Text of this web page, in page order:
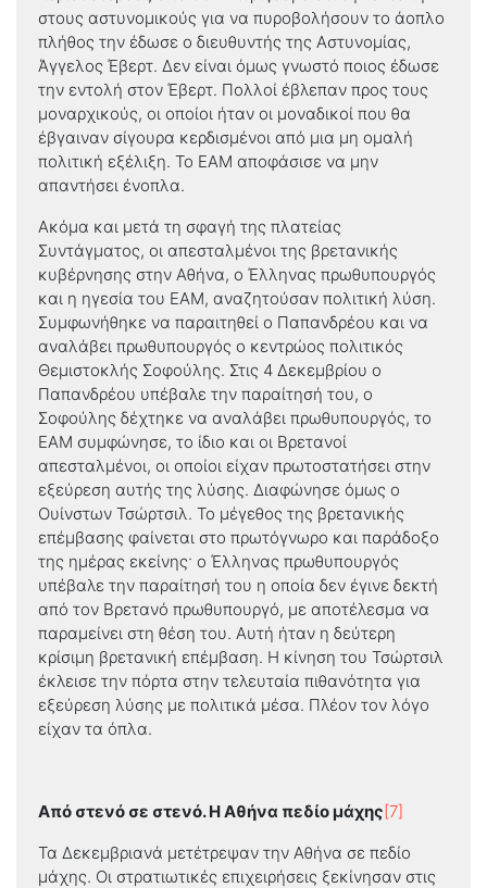
στους αστυνομικούς για να πυροβολήσουν το άοπλο
πλήθος την έδωσε ο διευθυντής της Αστυνομίας,
Άγγελος Έβερτ. Δεν είναι όμως γνωστό ποιος έδωσε
την εντολή στον Έβερτ. Πολλοί έβλεπαν προς τους
μοναρχικούς, οι οποίοι ήταν οι μοναδικοί που θα
έβγαιναν σίγουρα κερδισμένοι από μια μη ομαλή
πολιτική εξέλιξη. Το ΕΑΜ αποφάσισε να μην
απαντήσει ένοπλα.
Ακόμα και μετά τη σφαγή της πλατείας
Συντάγματος, οι απεσταλμένοι της βρετανικής
κυβέρνησης στην Αθήνα, ο Έλληνας πρωθυπουργός
και η ηγεσία του ΕΑΜ, αναζητούσαν πολιτική λύση.
Συμφωνήθηκε να παραιτηθεί ο Παπανδρέου και να
αναλάβει πρωθυπουργός ο κεντρώος πολιτικός
Θεμιστοκλής Σοφούλης. Στις 4 Δεκεμβρίου ο
Παπανδρέου υπέβαλε την παραίτησή του, ο
Σοφούλης δέχτηκε να αναλάβει πρωθυπουργός, το
ΕΑΜ συμφώνησε, το ίδιο και οι Βρετανοί
απεσταλμένοι, οι οποίοι είχαν πρωτοστατήσει στην
εξεύρεση αυτής της λύσης. Διαφώνησε όμως ο
Ουίνστων Τσώρτσιλ. Το μέγεθος της βρετανικής
επέμβασης φαίνεται στο πρωτόγνωρο και παράδοξο
της ημέρας εκείνης· ο Έλληνας πρωθυπουργός
υπέβαλε την παραίτησή του η οποία δεν έγινε δεκτή
από τον Βρετανό πρωθυπουργό, με αποτέλεσμα να
παραμείνει στη θέση του. Αυτή ήταν η δεύτερη
κρίσιμη βρετανική επέμβαση. Η κίνηση του Τσώρτσιλ
έκλεισε την πόρτα στην τελευταία πιθανότητα για
εξεύρεση λύσης με πολιτικά μέσα. Πλέον τον λόγο
είχαν τα όπλα.
Από στενό σε στενό. Η Αθήνα πεδίο μάχης[7]
Τα Δεκεμβριανά μετέτρεψαν την Αθήνα σε πεδίο
μάχης. Οι στρατιωτικές επιχειρήσεις ξεκίνησαν στις